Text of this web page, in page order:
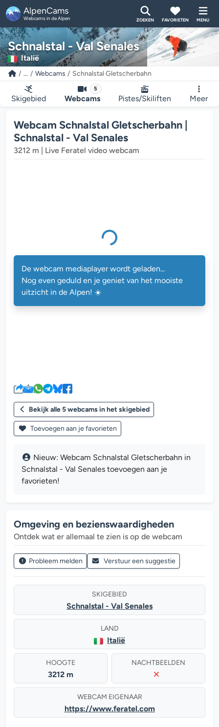
AlpenCams
Webcams in de Alpen ZOEKEN FAVORIETEN MENU
Schnalstal - Val Senales
Italië
... Webcams Schnalstal Gletscherbahn
Skigebied
5
Webcams Pistes/Skiliften Meer
Webcam Schnalstal Gletscherbahn |
Schnalstal - Val Senales
3212 m | Live Feratel video webcam
De webcam mediaplayer wordt geladen...
De webcam mediaplayer wordt geladen...
Nog even geduld en je geniet van het mooiste
uitzicht in de Alpen! ☀️
Bekijk alle 5 webcams in het skigebied
Toevoegen aan je favorieten
Nieuw: Webcam Schnalstal Gletscherbahn in
Schnalstal - Val Senales toevoegen aan je
favorieten!
Omgeving en bezienswaardigheden
Ontdek wat er allemaal te zien is op de webcam
Probleem melden Verstuur een suggestie
SKIGEBIED
Schnalstal - Val Senales
LAND
Italië
HOOGTE
3212 m
NACHTBEELDEN
WEBCAM EIGENAAR
https://www.feratel.com